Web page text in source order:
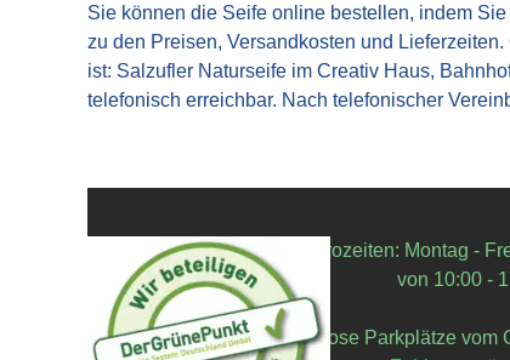
Sie können die Seife online bestellen, indem
zu den Preisen, Versandkosten und Lieferzeiten.
ist: Salzufler Naturseife im Creativ Haus,
telefonisch erreichbar. Nach telefonischer
Bürozeiten: Montag -
von 10:00 -
Kostenlose Parkplätze vom